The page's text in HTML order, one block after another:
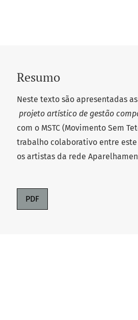
Resumo
Neste texto são apresentadas
projeto artístico de gestão
com o MSTC (Movimento Sem
trabalho colaborativo entre
os artistas da rede
PDF